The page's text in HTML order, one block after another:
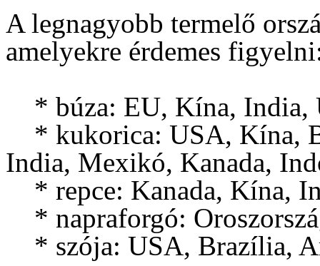
A legnagyobb termelő
amelyekre érdemes
* búza: EU, Kína, India,
* kukorica: USA, Kína,
India, Mexikó, Kanada,
* repce: Kanada, Kína,
* napraforgó:
* szója: USA, Brazília,